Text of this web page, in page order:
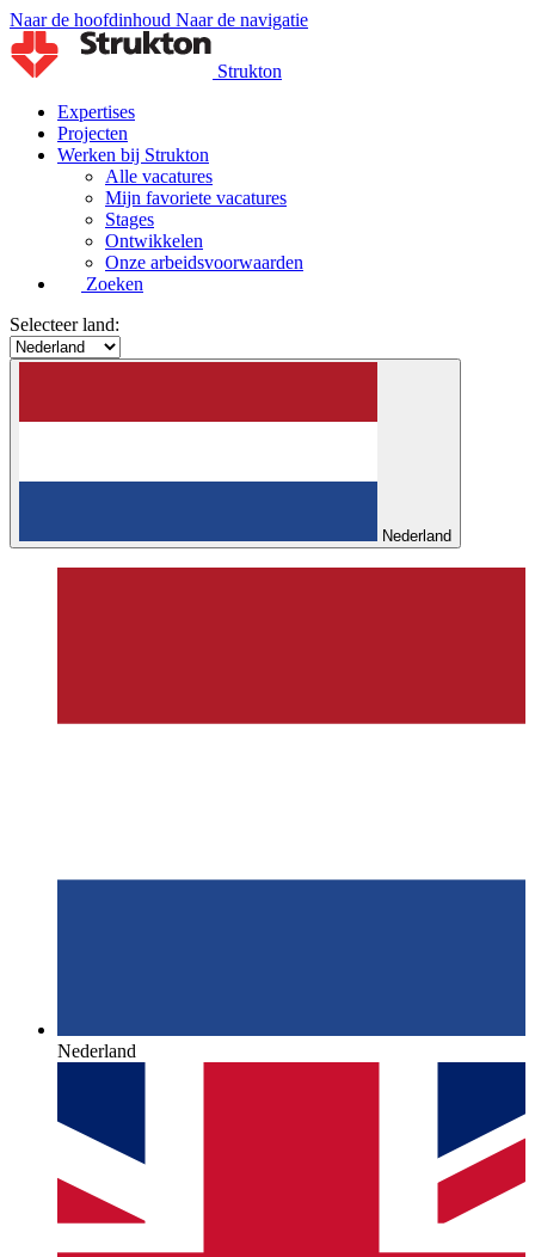
Naar de hoofdinhoud Naar de navigatie
Strukton
Expertises
Projecten
Werken bij Strukton
Alle vacatures
Mijn favoriete vacatures
Stages
Ontwikkelen
Onze arbeidsvoorwaarden
Zoeken
Selecteer land:
Nederland
Nederland